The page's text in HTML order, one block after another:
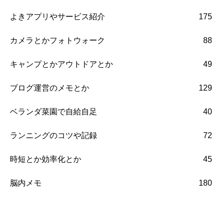
よきアプリやサービス紹介 175
カメラとかフォトウォーク 88
キャンプとかアウトドアとか 49
ブログ運営のメモとか 129
ベランダ菜園で自給自足 40
ランニングのコツや記録 72
時短とか効率化とか 45
脳内メモ 180